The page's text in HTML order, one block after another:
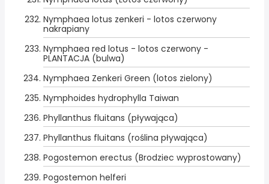
Nymphaea lotus zenkeri - lotos czerwony
nakrapiany
Nymphaea red lotus - lotos czerwony -
PLANTACJA (bulwa)
Nymphaea Zenkeri Green (lotos zielony)
Nymphoides hydrophylla Taiwan
Phyllanthus fluitans (pływająca)
Phyllanthus fluitans (roślina pływająca)
Pogostemon erectus (Brodziec wyprostowany)
Pogostemon helferi